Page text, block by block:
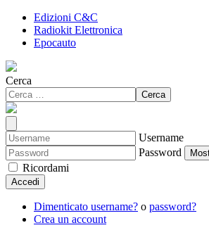
Edizioni C&C
Radiokit Elettronica
Epocauto
Cerca
Cerca
Username
Password
Ricordami
Accedi
Dimenticato username? o password?
Crea un account